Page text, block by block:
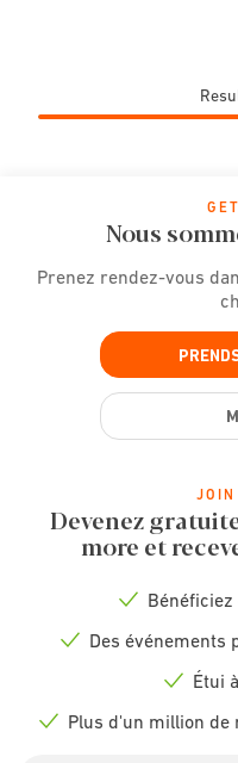
Nous
Prenez rendez-vous
JOIN
Devenez
more et
icon
Des événements
icon
Étui
Plus d'un million de